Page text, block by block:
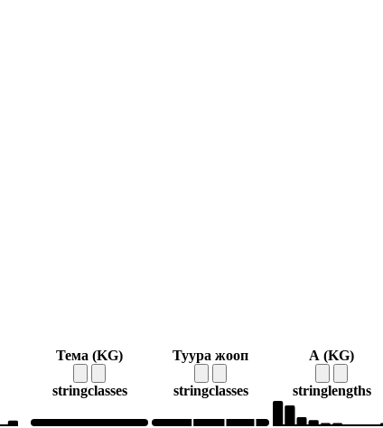
Тема (KG)
stringclasses
Туура жооп
stringclasses
А (KG)
stringlengths